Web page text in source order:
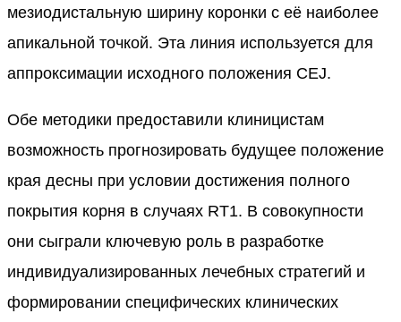
мезиодистальную ширину коронки с её наиболее
апикальной точкой. Эта линия используется для
аппроксимации исходного положения CEJ.
Обе методики предоставили клиницистам
возможность прогнозировать будущее положение
края десны при условии достижения полного
покрытия корня в случаях RT1. В совокупности
они сыграли ключевую роль в разработке
индивидуализированных лечебных стратегий и
формировании специфических клинических